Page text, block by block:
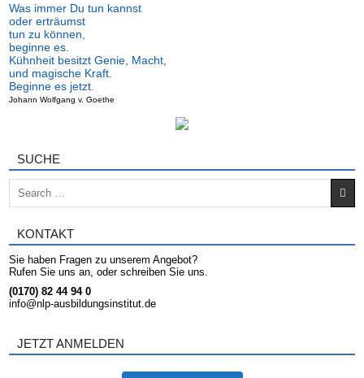
Was immer Du tun kannst
oder erträumst
tun zu können,
beginne es.
Kühnheit besitzt Genie, Macht,
und magische Kraft.
Beginne es jetzt.
Johann Wolfgang v. Goethe
SUCHE
KONTAKT
Sie haben Fragen zu unserem Angebot?
Rufen Sie uns an, oder schreiben Sie uns.
(0170) 82 44 94 0
info@nlp-ausbildungsinstitut.de
JETZT ANMELDEN